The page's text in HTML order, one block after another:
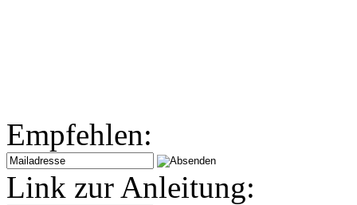
Empfehlen:
Link zur Anleitung: